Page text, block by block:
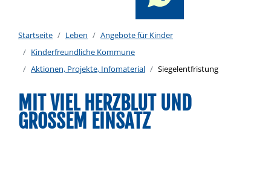
Startseite Leben
Angebote für Kinder
Kinderfreundliche Kommune
Aktionen, Projekte, Infomaterial
Siegelentfristung
MIT VIEL HERZBLUT UND
GROSSEM EINSATZ